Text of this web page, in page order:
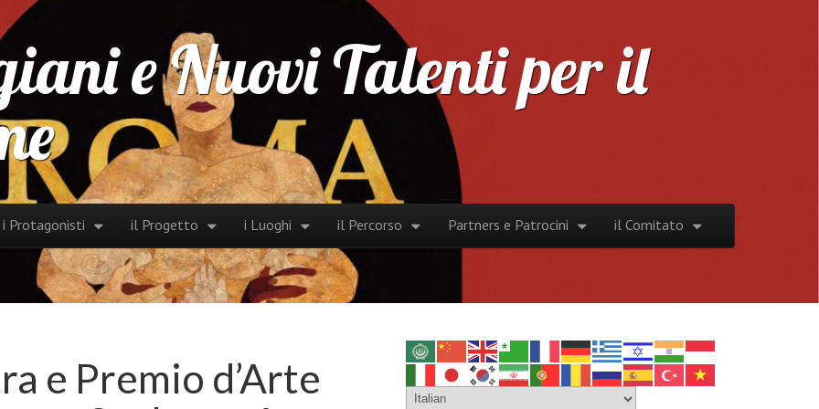
e Nuovi Talenti per il
menu
i Protagonisti il Progetto i Luoghi il Percorso Partners e Patrocini il Comitato
e Premio d’Arte